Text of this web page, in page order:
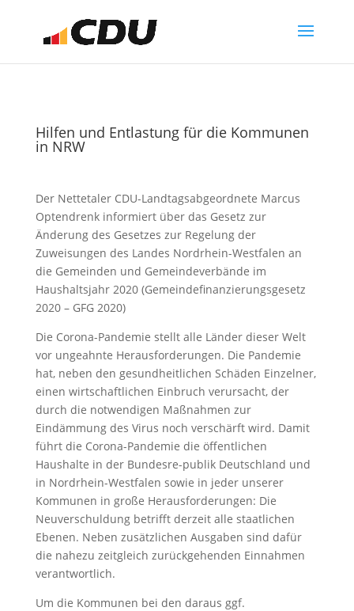
Hilfen und Entlastung für die Kommunen
in NRW
Der Nettetaler CDU-Landtagsabgeordnete Marcus
Optendrenk informiert über das Gesetz zur
Änderung des Gesetzes zur Regelung der
Zuweisungen des Landes Nordrhein-Westfalen an
die Gemeinden und Gemeindeverbände im
Haushaltsjahr 2020 (Gemeindefinanzierungsgesetz
2020 – GFG 2020)
Die Corona-Pandemie stellt alle Länder dieser Welt
vor ungeahnte Herausforderungen. Die Pandemie
hat, neben den gesundheitlichen Schäden Einzelner,
einen wirtschaftlichen Einbruch verursacht, der
durch die notwendigen Maßnahmen zur
Eindämmung des Virus noch verschärft wird. Damit
führt die Corona-Pandemie die öffentlichen
Haushalte in der Bundesre-publik Deutschland und
in Nordrhein-Westfalen sowie in jeder unserer
Kommunen in große Herausforderungen: Die
Neuverschuldung betrifft derzeit alle staatlichen
Ebenen. Neben zusätzlichen Ausgaben sind dafür
die nahezu zeitgleich zurückgehenden Einnahmen
verantwortlich.
Um die Kommunen bei den daraus ggf.